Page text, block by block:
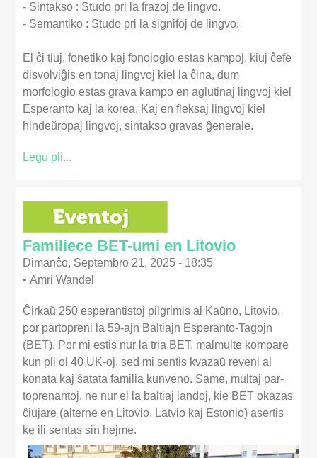
- Sintakso : Studo pri la frazoj de lingvo.
- Semantiko : Studo pri la signifoj de lingvo.
El ĉi tiuj, fonetiko kaj fonologio estas kampoj, kiuj ĉefe
disvolviĝis en tonaj lingvoj kiel la ĉina, dum
morfologio estas grava kampo en aglutinaj lingvoj kiel
Esperanto kaj la korea. Kaj en fleksaj lingvoj kiel
hindeŭropaj lingvoj, sintakso gravas ĝenerale.
Legu pli...
Familiece BET-umi en Litovio
Dimanĉo, Septembro 21, 2025 - 18:35
•Amri Wandel
Ĉirkaŭ 250 esperantistoj pilgrimis al Kaŭno, Litovio,
por partopreni la 59-ajn Baltiajn Esperanto-Tagojn
(BET). Por mi estis nur la tria BET, malmulte kompare
kun pli ol 40 UK-oj, sed mi sentis kvazaŭ reveni al
konata kaj ŝa­tata familia kunveno. Same, multaj par­
toprenantoj, ne nur el la baltiaj landoj, kie BET okazas
ĉiujare (alterne en Li­tovio, Latvio kaj Estonio) asertis
ke ili sentas sin hejme.